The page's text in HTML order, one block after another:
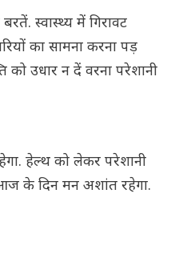
स्वास्थ्य में गिरावट
का सामना करना पड़
उधार न दें वरना परेशानी
हेल्थ को लेकर परेशानी
के दिन मन अशांत रहेगा.